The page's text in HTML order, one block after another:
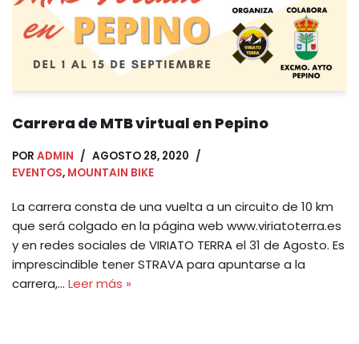
Carrera de MTB virtual en Pepino
POR ADMIN
AGOSTO 28, 2020
EVENTOS, MOUNTAIN BIKE
La carrera consta de una vuelta a un circuito de 10 km
que será colgado en la página web www.viriatoterra.es
y en redes sociales de VIRIATO TERRA el 31 de Agosto. Es
imprescindible tener STRAVA para apuntarse a la
carrera,… Leer más »